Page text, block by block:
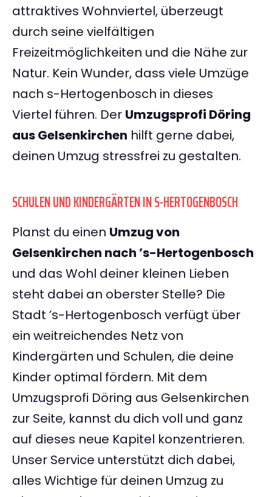
attraktives Wohnviertel, überzeugt
durch seine vielfältigen
Freizeitmöglichkeiten und die Nähe zur
Natur. Kein Wunder, dass viele Umzüge
nach s-Hertogenbosch in dieses
Viertel führen. Der Umzugsprofi Döring
aus Gelsenkirchen hilft gerne dabei,
deinen Umzug stressfrei zu gestalten.
SCHULEN UND KINDERGÄRTEN IN S-HERTOGENBOSCH
Planst du einen Umzug von
Gelsenkirchen nach ’s-Hertogenbosch
und das Wohl deiner kleinen Lieben
steht dabei an oberster Stelle? Die
Stadt ’s-Hertogenbosch verfügt über
ein weitreichendes Netz von
Kindergärten und Schulen, die deine
Kinder optimal fördern. Mit dem
Umzugsprofi Döring aus Gelsenkirchen
zur Seite, kannst du dich voll und ganz
auf dieses neue Kapitel konzentrieren.
Unser Service unterstützt dich dabei,
alles Wichtige für deinen Umzug zu